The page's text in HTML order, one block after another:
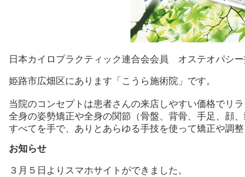
日本カイロプラクティック連合会会員 オステオパシー
姫路市広畑区にあります「こうら施術院」です。
当院のコンセプトは患者さんの来店しやすい価格でリ
全身の姿勢矯正や全身の関節（骨盤、背骨、手足、顔、
すべてを手で、ありとあらゆる手技を使って矯正や調整
お知らせ
３月５日よりスマホサイトができました。